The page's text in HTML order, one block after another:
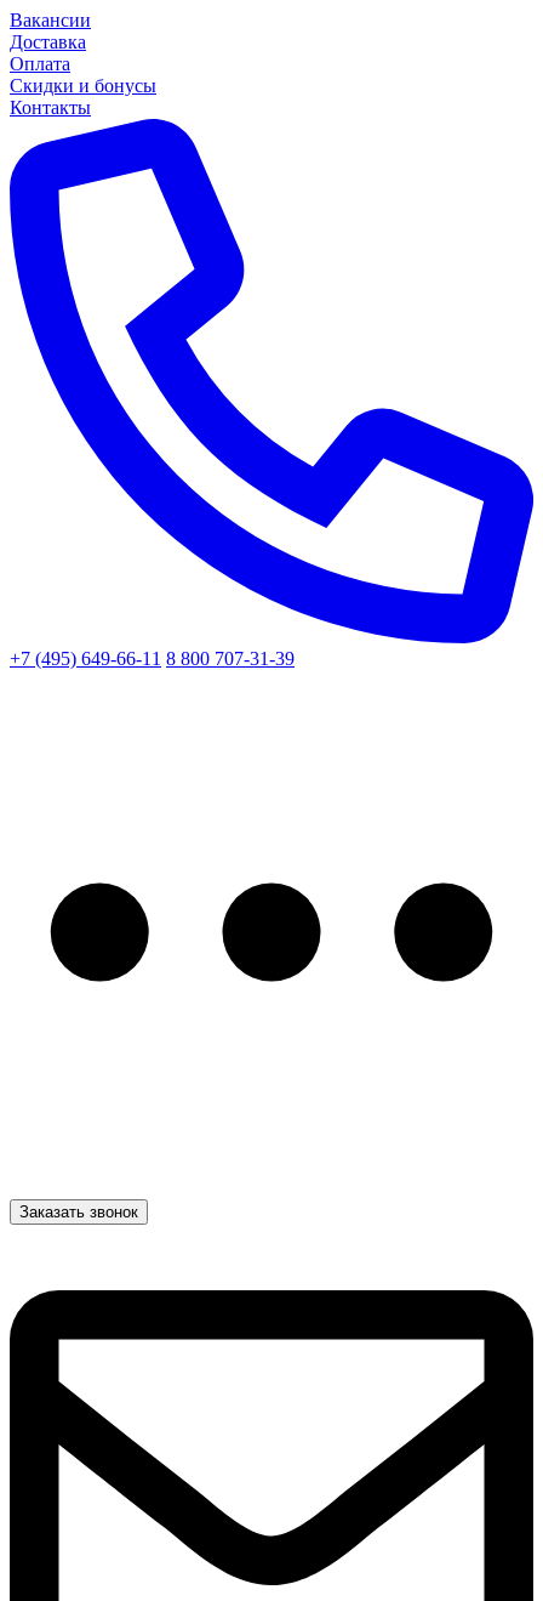
Вакансии
Доставка
Оплата
Скидки и бонусы
Контакты
+7 (495) 649-66-11 8 800 707-31-39
Заказать звонок